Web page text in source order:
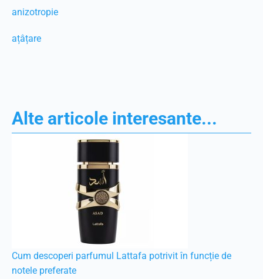
anizotropie
ațâțare
Alte articole interesante...
Cum descoperi parfumul Lattafa potrivit în funcție de
notele preferate